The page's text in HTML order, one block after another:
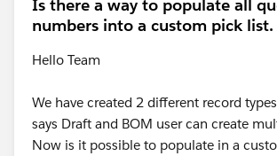
Is there a way to populate all
numbers into a custom pick list.
Hello Team
We have created 2 different record
says Draft and BOM user can create
Now is it possible to populate in a